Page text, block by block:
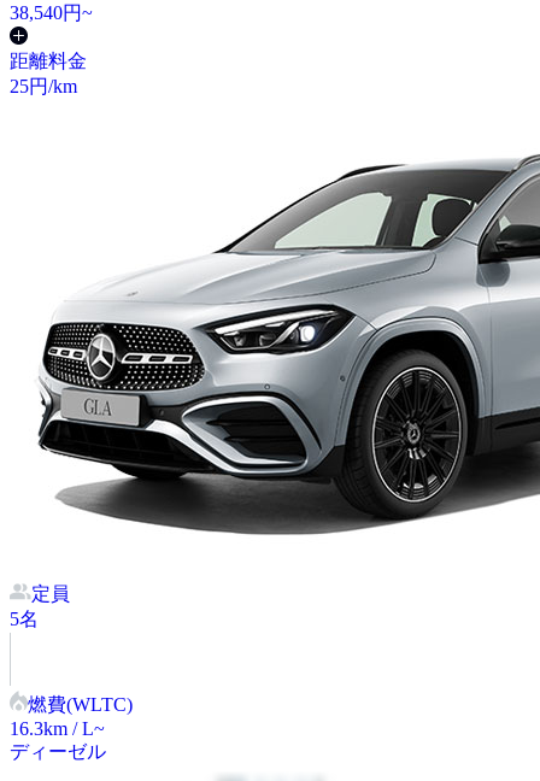
38,540円~
距離料金
25円/km
定員
5名
燃費(WLTC)
16.3km / L~
ディーゼル